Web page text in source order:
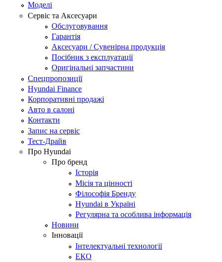
Моделі
Сервіс та Аксесуари
Обслуговування
Гарантія
Аксесуари / Сувенірна продукція
Посібник з експлуатації
Оригінальні запчастини
Спецпропозиції
Hyundai Finance
Корпоративні продажі
Авто в салоні
Контакти
Запис на сервіс
Тест-Драйв
Про Hyundai
Про бренд
Історія
Місія та цінності
Філософія Бренду
Hyundai в Україні
Регулярна та особлива інформація
Новини
Інновації
Інтелектуальні технології
ЕКО